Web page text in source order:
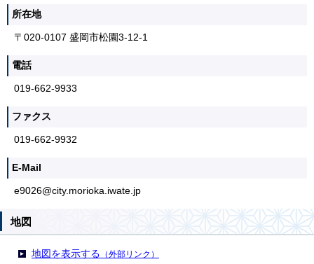
所在地
〒020-0107 盛岡市松園3-12-1
電話
019-662-9933
ファクス
019-662-9932
E-Mail
e9026@city.morioka.iwate.jp
地図
地図を表示する （外部リンク）